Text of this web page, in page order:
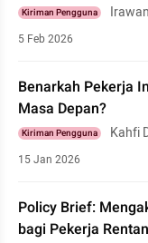
Kiriman Pengguna
5 Feb 2026
Benarkah Pekerja
Masa Depan?
Kiriman Pengguna Kahfi
15 Jan 2026
Policy Brief:
bagi Pekerja